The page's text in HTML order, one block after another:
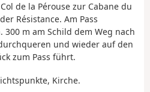
de la Pérouse zur Cabane du
Résistance. Am Pass
300 m am Schild dem Weg nach
und wieder auf den
zum Pass führt.
Kirche.